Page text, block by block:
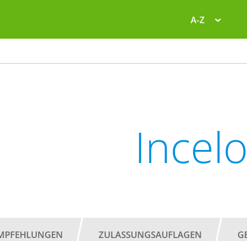
A-Z
Incelo
ZULASSUNGSAUFLAGEN